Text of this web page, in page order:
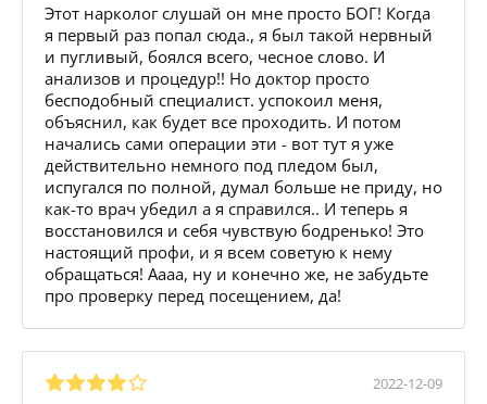
Этот нарколог слушай он мне просто БОГ! Когда
я первый раз попал сюда., я был такой нервный
и пугливый, боялся всего, чесное слово. И
анализов и процедур!! Но доктор просто
бесподобный специалист. успокоил меня,
объяснил, как будет все проходить. И потом
начались сами операции эти - вот тут я уже
действительно немного под пледом был,
испугался по полной, думал больше не приду, но
как-то врач убедил а я справился.. И теперь я
восстановился и себя чувствую бодренько! Это
настоящий профи, и я всем советую к нему
обращаться! Аааа, ну и конечно же, не забудьте
про проверку перед посещением, да!
2022-12-09